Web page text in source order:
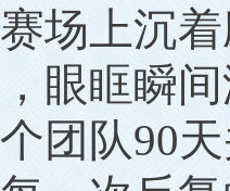
场上沉
眼眶瞬
团队90